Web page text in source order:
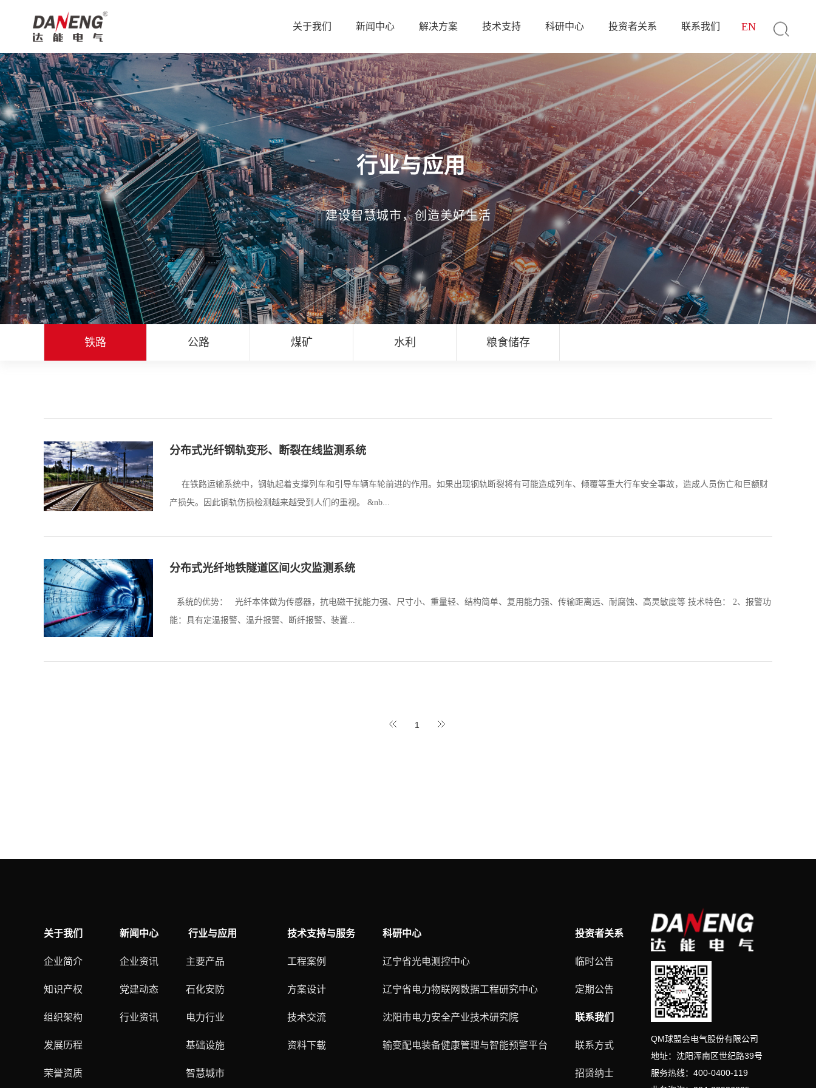
EN
关于我们 新闻中心 解决方案 技术支持 科研中心 投资者关系 联系我们
行业与应用
建设智慧城市，创造美好生活
铁路 公路 煤矿 水利 粮食储存
分布式光纤钢轨变形、断裂在线监测系统
在铁路运输系统中，钢轨起着支撑列车和引导车辆车轮前进的作用。如果出现钢轨断裂将有可能造成列车、倾覆等重大行车安全事故，造成人员伤亡和巨额财
产损失。因此钢轨伤损检测越来越受到人们的重视。 &nb...
分布式光纤地铁隧道区间火灾监测系统
系统的优势： 光纤本体做为传感器，抗电磁干扰能力强、尺寸小、重量轻、结构简单、复用能力强、传输距离远、耐腐蚀、高灵敏度等 技术特色： 2、报警功
能：具有定温报警、温升报警、断纤报警、装置...
1
QM球盟会电气股份有限公司
地址：沈阳浑南区世纪路39号
服务热线： 400-0400-119
关于我们
企业简介
知识产权
组织架构
发展历程
荣誉资质
新闻中心
企业资讯
党建动态
行业资讯
行业与应用
主要产品
石化安防
电力行业
基础设施
智慧城市
技术支持与服务
工程案例
方案设计
技术交流
资料下载
科研中心
辽宁省光电测控中心
辽宁省电力物联网数据工程研究中心
沈阳市电力安全产业技术研究院
输变配电装备健康管理与智能预警平台
投资者关系
临时公告
定期公告
联系我们
联系方式
招贤纳士